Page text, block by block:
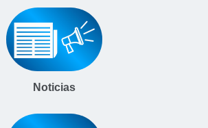
Noticias